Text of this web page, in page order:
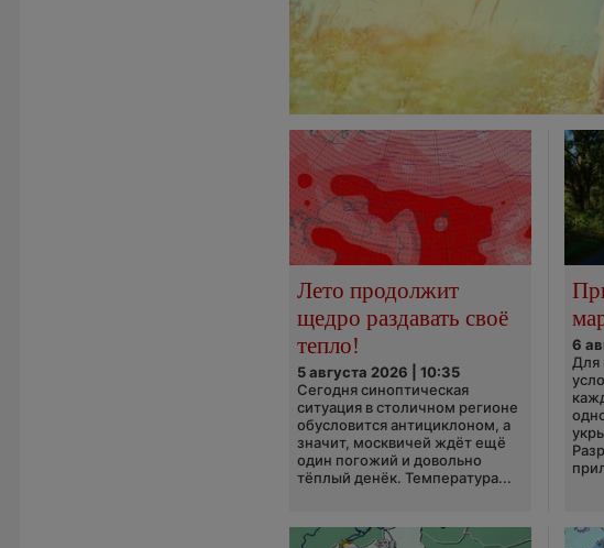
Лето продолжит
щедро раздавать своё
тепло!
5 августа 2026 | 10:35
Сегодня синоптическая
ситуация в столичном регионе
обусловится антициклоном, а
значит, москвичей ждёт ещё
один погожий и довольно
тёплый денёк. Температура...
6
Для